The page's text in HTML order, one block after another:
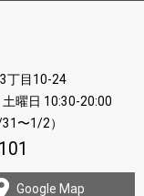
丁目10-24
曜日 10:30-20:00
〜1/2）
Google Map